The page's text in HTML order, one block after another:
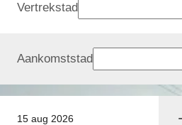
15 aug 2026
Vertrekstad
Aankomststad